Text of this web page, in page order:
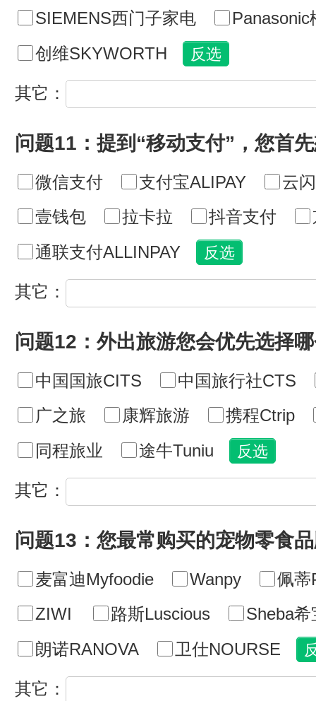
SIEMENS西门子家电
Panasonic
创维SKYWORTH
其它：
问题11：提到“移动支付”，您首
微信支付 支付宝ALIPAY
云
壹钱包
拉卡拉 抖音支付
通联支付ALLINPAY
其它：
问题12：外出旅游您会优先选择
中国国旅CITS
中国旅行社CTS
广之旅
康辉旅游
携程Ctrip
同程旅业
途牛Tuniu
其它：
问题13：您最常购买的宠物零食
麦富迪Myfoodie Wanpy
佩蒂
ZIWI
路斯Luscious
Sheba希
朗诺RANOVA
卫仕NOURSE
其它：